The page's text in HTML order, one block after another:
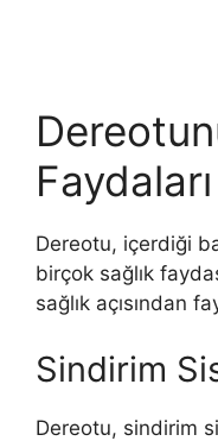
Faydaları
Dereotu, içerdiği
birçok sağlık
sağlık açısından
Sindirim
Dereotu, sindirim